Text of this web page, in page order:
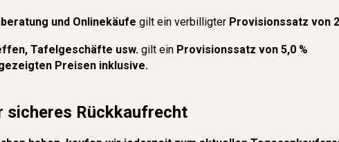
und Onlinekäufe giltein verbilligter Provisionssatz von 2
Tafelgeschäfte usw.gilt ein Provisionssatz von5,0 %
Preisen inklusive.
sicheres Rückkaufrecht